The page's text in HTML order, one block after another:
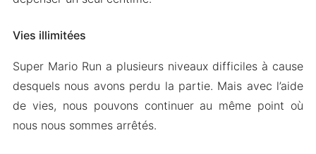
Vies illimitées
Super Mario Run a plusieurs niveaux difficiles à cause
desquels nous avons perdu la partie. Mais avec l’aide
de vies, nous pouvons continuer au même point où
nous nous sommes arrêtés.